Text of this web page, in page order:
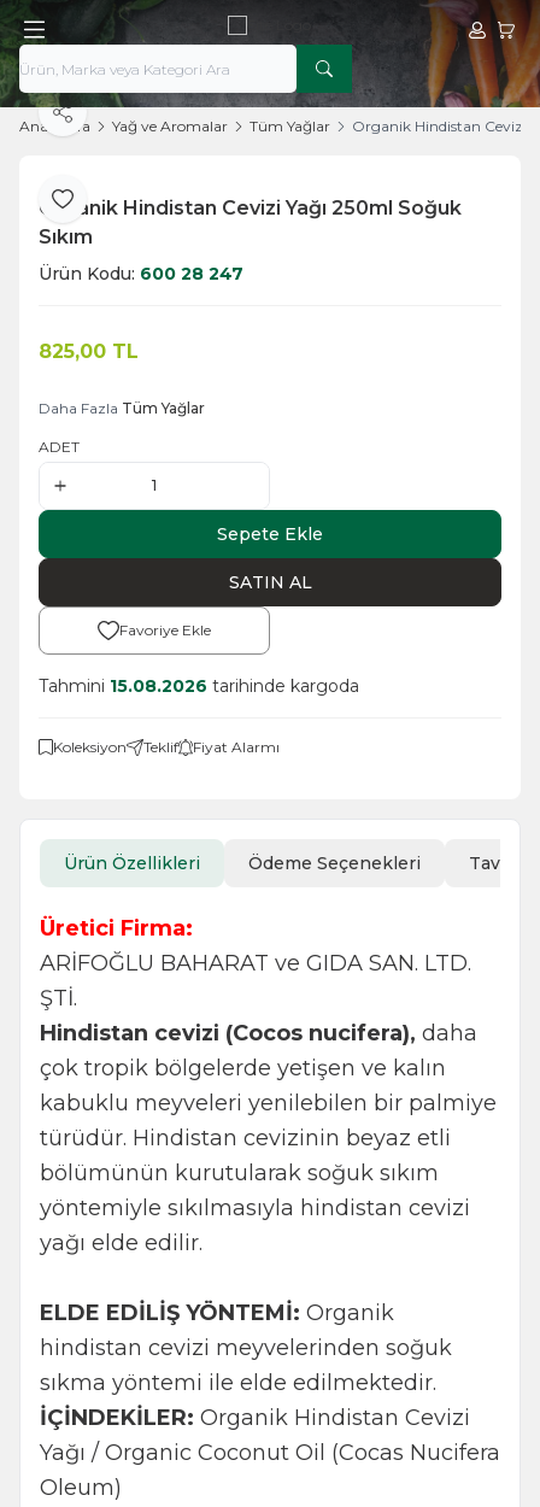
Hesabım
Ana Sayfa Yağ ve Aromalar Tüm Yağlar Organik Hindistan Cevizi
Favoriye Ekle
Paylaş
Organik Hindistan Cevizi Yağı 250ml Soğuk
Sıkım
Ürün Kodu: 600 28 247
825,00 TL
Daha Fazla Tüm Yağlar
ADET
Sepete Ekle
SATIN AL
Favoriye Ekle
Tahmini 15.08.2026 tarihinde kargoda
Koleksiyon Teklif Fiyat Alarmı
Ürün Özellikleri Ödeme Seçenekleri Tavsiye
Üretici Firma:
ARİFOĞLU BAHARAT ve GIDA SAN. LTD.
ŞTİ.
Hindistan cevizi (Cocos nucifera), daha
çok tropik bölgelerde yetişen ve kalın
kabuklu meyveleri yenilebilen bir palmiye
türüdür. Hindistan cevizinin beyaz etli
bölümünün kurutularak soğuk sıkım
yöntemiyle sıkılmasıyla hindistan cevizi
yağı elde edilir.
ELDE EDİLİŞ YÖNTEMİ: Organik
hindistan cevizi meyvelerinden soğuk
sıkma yöntemi ile elde edilmektedir.
İÇİNDEKİLER: Organik Hindistan Cevizi
Yağı / Organic Coconut Oil (Cocas Nucifera
Oleum)